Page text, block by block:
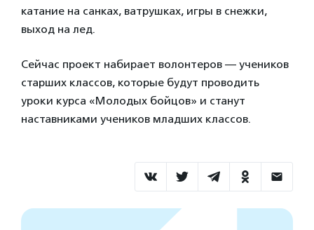
катание на санках, ватрушках, игры в снежки,
выход на лед.
Сейчас проект набирает волонтеров — учеников
старших классов, которые будут проводить
уроки курса «Молодых бойцов» и станут
наставниками учеников младших классов.